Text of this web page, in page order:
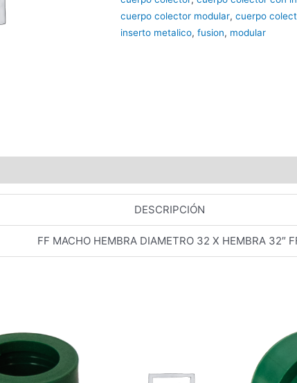
cuerpo colector modular, cuerpo
inserto metalico, fusion, modular
DESCRIPCIÓN
FF MACHO HEMBRA DIAMETRO 32 X HEMBRA 32″